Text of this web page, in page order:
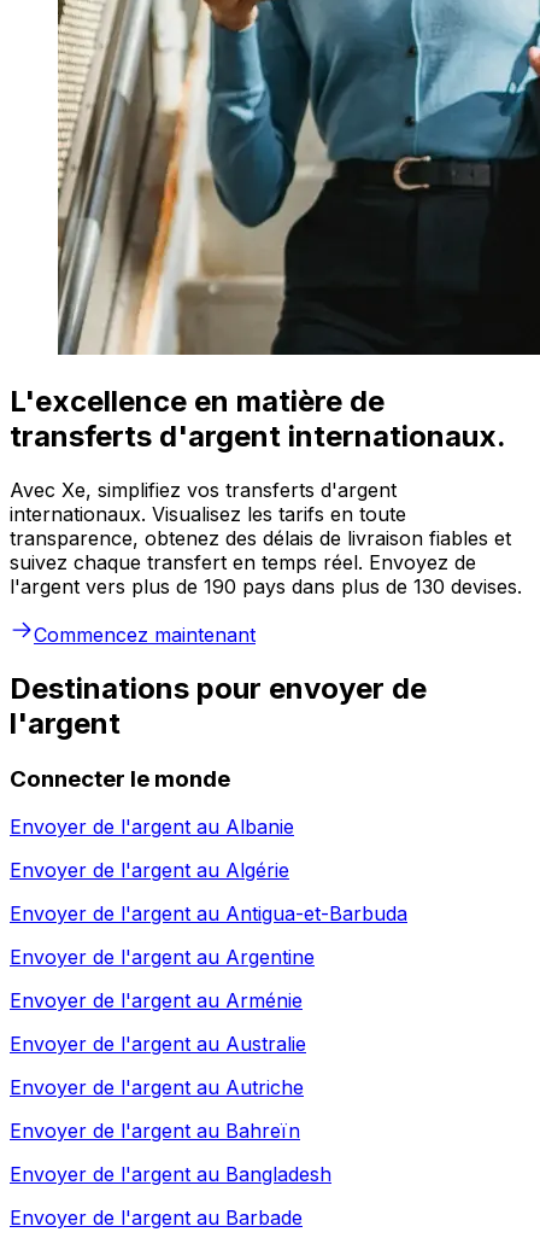
L'excellence en matière de
transferts d'argent internationaux.
Avec Xe, simplifiez vos transferts d'argent
internationaux. Visualisez les tarifs en toute
transparence, obtenez des délais de livraison fiables et
suivez chaque transfert en temps réel. Envoyez de
l'argent vers plus de 190 pays dans plus de 130 devises.
Commencez maintenant
Destinations pour envoyer de
l'argent
Connecter le monde
Envoyer de l'argent au Albanie
Envoyer de l'argent au Algérie
Envoyer de l'argent au Antigua-et-Barbuda
Envoyer de l'argent au Argentine
Envoyer de l'argent au Arménie
Envoyer de l'argent au Australie
Envoyer de l'argent au Autriche
Envoyer de l'argent au Bahreïn
Envoyer de l'argent au Bangladesh
Envoyer de l'argent au Barbade